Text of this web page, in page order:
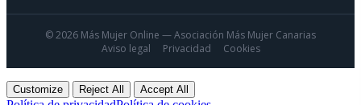
© 2026 Más Mujer Online — Asociación Más Mujer Canarias
Aviso legal
Privacidad Cookies
Customize Reject All Accept All